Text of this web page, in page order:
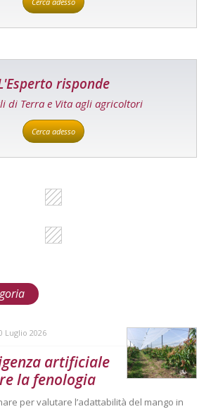
risponde
di Terra e Vita agli agricoltori
Cerca adesso
Luglio 2026
artificiale
la fenologia
per valutare l’adattabilità del mango in